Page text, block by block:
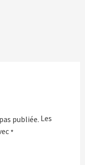
publiée. Les
*